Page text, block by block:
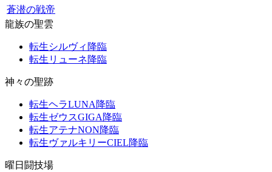
蒼潜の戦帝
龍族の聖雲
転生シルヴィ降臨
転生リューネ降臨
神々の聖跡
転生ヘラLUNA降臨
転生ゼウスGIGA降臨
転生アテナNON降臨
転生ヴァルキリーCIEL降臨
曜日闘技場